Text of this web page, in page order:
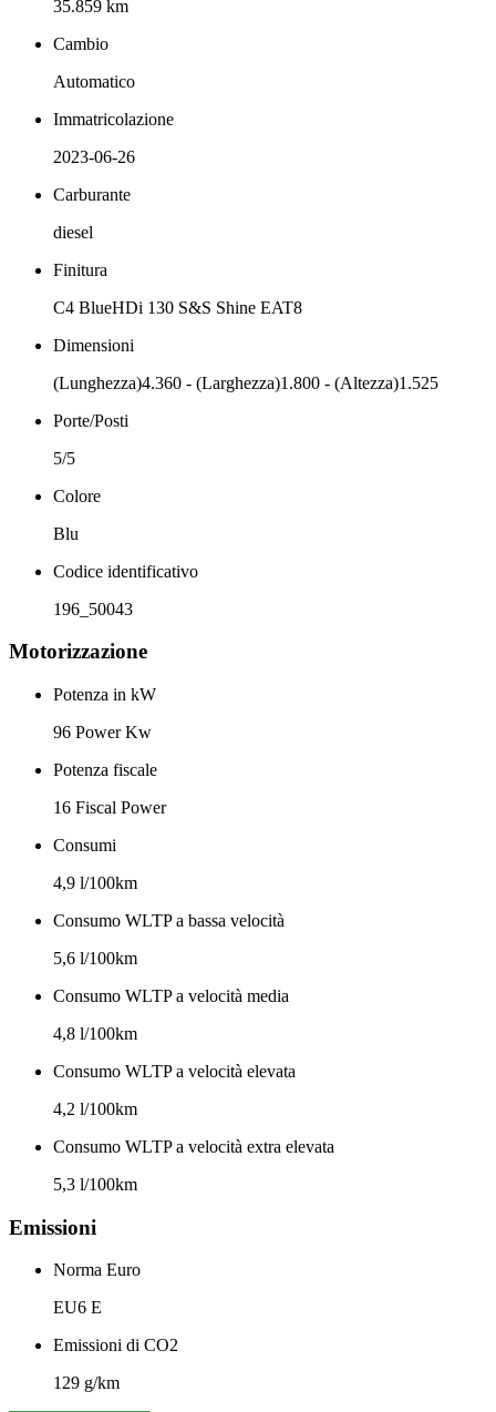
35.859 km
Cambio
Automatico
Immatricolazione
2023-06-26
Carburante
diesel
Finitura
C4 BlueHDi 130 S&S Shine EAT8
Dimensioni
(Lunghezza)4.360 - (Larghezza)1.800 - (Altezza)1.525
Porte/Posti
5/5
Colore
Blu
Codice identificativo
196_50043
Motorizzazione
Potenza in kW
96 Power Kw
Potenza fiscale
16 Fiscal Power
Consumi
4,9 l/100km
Consumo WLTP a bassa velocità
5,6 l/100km
Consumo WLTP a velocità media
4,8 l/100km
Consumo WLTP a velocità elevata
4,2 l/100km
Consumo WLTP a velocità extra elevata
5,3 l/100km
Emissioni
Norma Euro
EU6 E
Emissioni di CO2
129 g/km